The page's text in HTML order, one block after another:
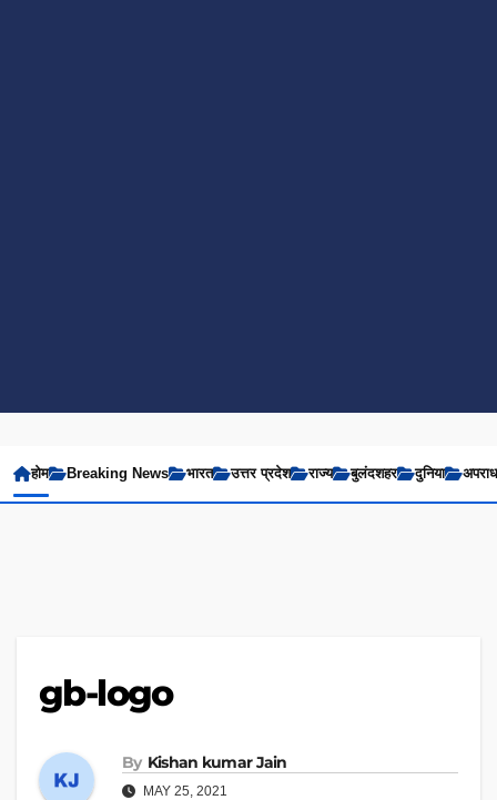
होम Breaking News भारत उत्तर प्रदेश राज्य बुलंदशहर दुनिया अपराध
gb-logo
By Kishan kumar Jain
MAY 25, 2021